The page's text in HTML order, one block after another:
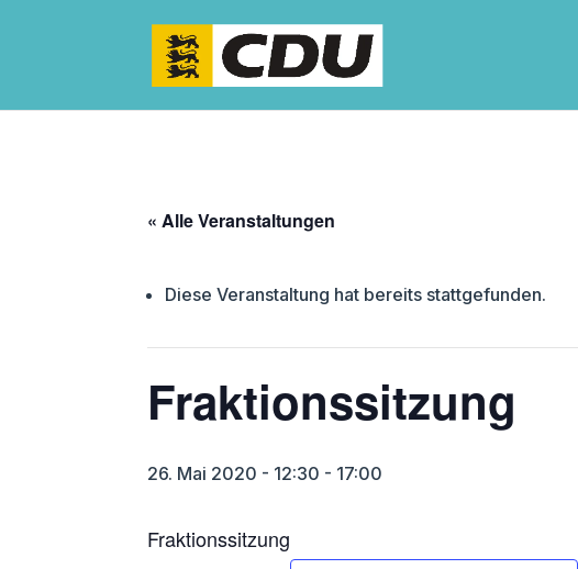
« Alle Veranstaltungen
Diese Veranstaltung hat bereits stattgefunden.
Fraktionssitzung
26. Mai 2020 - 12:30 - 17:00
Fraktionssitzung